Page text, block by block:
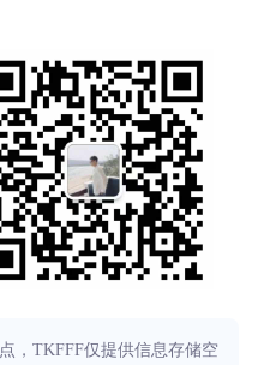
，TKFFF仅提供信息存储空